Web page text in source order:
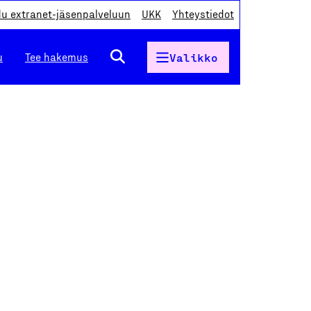
extranet-jäsenpalveluun UKK Yhteystiedot
Tee hakemus Valikko